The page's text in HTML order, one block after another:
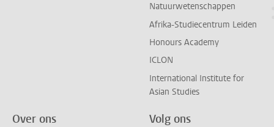
Natuurwetenschappen
Afrika-Studiecentrum Leiden
Honours Academy
ICLON
International Institute for
Asian Studies
Over ons Volg ons